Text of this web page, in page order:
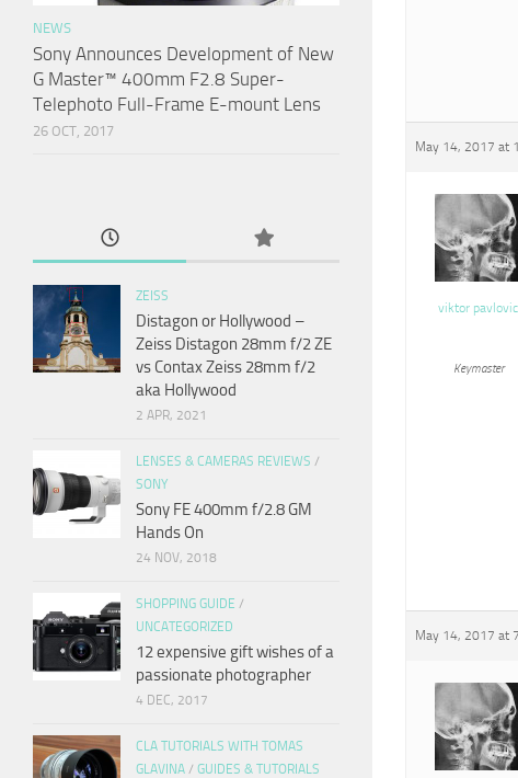
May 14, 2017 at
viktor pavlovic
Keymaster
May 14, 2017 at
NEWS
Sony Announces Development of New
G Master™ 400mm F2.8 Super-
Telephoto Full-Frame E-mount Lens
26 OCT, 2017
ZEISS
Distagon or Hollywood –
Zeiss Distagon 28mm f/2 ZE
vs Contax Zeiss 28mm f/2
aka Hollywood
2 APR, 2021
LENSES & CAMERAS REVIEWS /
SONY
Sony FE 400mm f/2.8 GM
Hands On
24 NOV, 2018
SHOPPING GUIDE /
UNCATEGORIZED
12 expensive gift wishes of a
passionate photographer
4 DEC, 2017
CLA TUTORIALS WITH TOMAS
GLAVINA / GUIDES & TUTORIALS